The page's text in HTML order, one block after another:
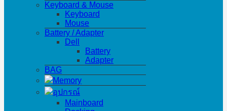
Keyboard & Mouse
Keyboard
Mouse
Battery / Adapter
Dell
Battery
Adapter
BAG
Memory
อุปกรณ์
Mainboard